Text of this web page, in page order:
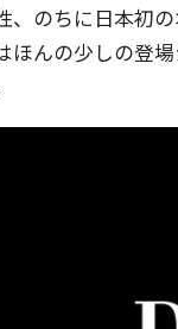
、のちに日本初
ほんの少しの登